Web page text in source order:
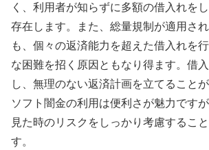
く、利用者が知らずに多額の借入れを
存在します。また、総量規制が適用さ
も、個々の返済能力を超えた借入れを
な困難を招く原因ともなり得ます。借
し、無理のない返済計画を立てること
ソフト闇金の利用は便利さが魅力です
見た時のリスクをしっかり考慮するこ
す。